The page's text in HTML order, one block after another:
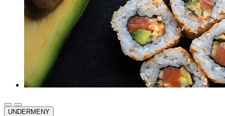
UNDERMENY